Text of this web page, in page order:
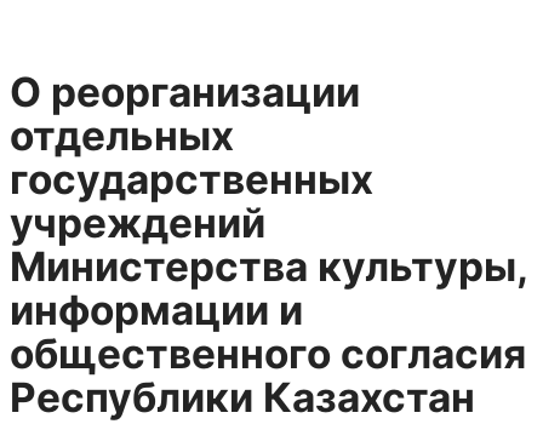
О реорганизации
отдельных
государственных
учреждений
Министерства культуры,
информации и
общественного согласия
Республики Казахстан